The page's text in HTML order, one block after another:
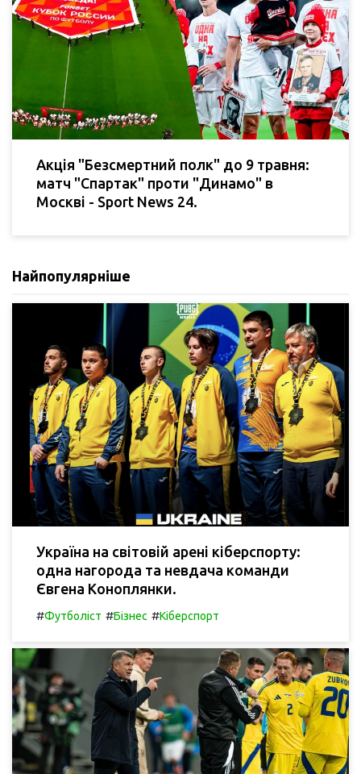
Акція "Безсмертний полк" до 9 травня:
матч "Спартак" проти "Динамо" в
Москві - Sport News 24.
Найпопулярніше
Україна на світовій арені кіберспорту:
одна нагорода та невдача команди
Євгена Коноплянки.
#Футболіст #Бізнес #Кіберспорт